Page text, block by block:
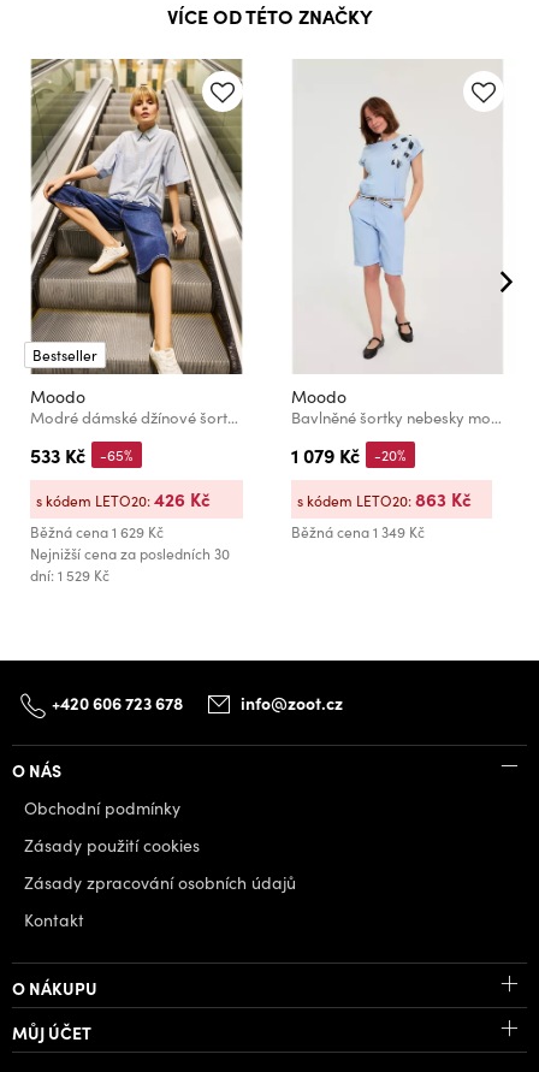
VÍCE OD TÉTO ZNAČKY
Bestseller
Moodo
Modré dámské džínové šortky Moodo
533 Kč
Běžná cena1 629 Kč
Nejnižší cena za posledních 30
dní: 1 529 Kč
-65%
s kódem LETO20:426 Kč
Moodo
Bavlněné šortky nebesky modré Moodo
1 079 Kč
Běžná cena1 349 Kč
-20%
s kódem LETO20:863 Kč
+420 606 723 678 info@zoot.cz
O NÁS
Obchodní podmínky
Zásady použití cookies
Zásady zpracování osobních údajů
Kontakt
O NÁKUPU
MŮJ ÚČET